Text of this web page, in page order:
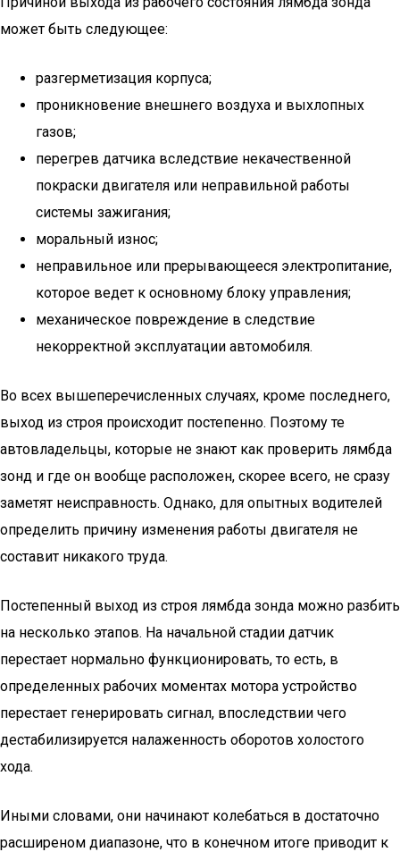
может быть следующее:
разгерметизация корпуса;
проникновение внешнего воздуха и выхлопных
газов;
перегрев датчика вследствие некачественной
покраски двигателя или неправильной работы
системы зажигания;
моральный износ;
неправильное или прерывающееся электропитание,
которое ведет к основному блоку управления;
механическое повреждение в следствие
некорректной эксплуатации автомобиля.
Во всех вышеперечисленных случаях, кроме последнего,
выход из строя происходит постепенно. Поэтому те
автовладельцы, которые не знают как проверить лямбда
зонд и где он вообще расположен, скорее всего, не сразу
заметят неисправность. Однако, для опытных водителей
определить причину изменения работы двигателя не
составит никакого труда.
Постепенный выход из строя лямбда зонда можно разбить
на несколько этапов. На начальной стадии датчик
перестает нормально функционировать, то есть, в
определенных рабочих моментах мотора устройство
перестает генерировать сигнал, впоследствии чего
дестабилизируется налаженность оборотов холостого
хода.
Иными словами, они начинают колебаться в достаточно
расширеном диапазоне, что в конечном итоге приводит к